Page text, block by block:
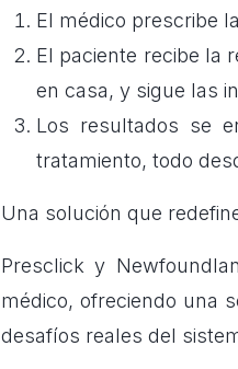
El médico prescribe
El paciente recibe la
en casa, y sigue las
Los resultados se
tratamiento, todo
Una solución que
Presclick y
médico, ofreciendo una
desafíos reales del